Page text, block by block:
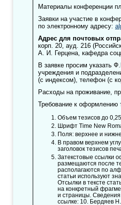
Материалы конференции
Заявки на участие в
по электронному адресу:
Адрес для почтовых
корп. 20, ауд. 216
А. И. Герцена, кафедра
В заявке просим указать
учреждения и
(с индексом), телефон (с
Расходы на проживание,
Требование к оформлению
Объем тезисов до
Шрифт Time New
Поля: верхнее и
В правом верхнем
заголовок тезисов
Затекстовые ссылки
размещаются после
располагаются по
статьи используют
Отсылки в тексте
на конкретный
и страницы. Сведения
ссылке: 10. Бердяев